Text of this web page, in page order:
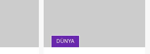
DÜNYA